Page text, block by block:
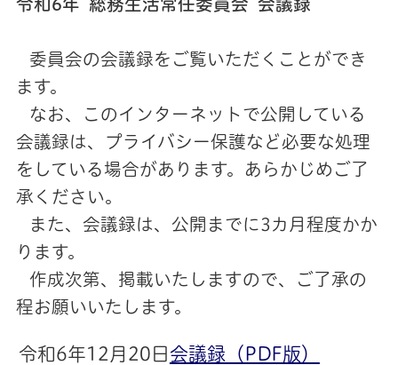
令和6年 総務生活常任委員会 会議録
委員会の会議録をご覧いただくことができ
ます。
なお、このインターネットで公開している
会議録は、プライバシー保護など必要な処理
をしている場合があります。あらかじめご了
承ください。
また、会議録は、公開までに3カ月程度かか
ります。
作成次第、掲載いたしますので、ご了承の
程お願いいたします。
令和6年12月20日 会議録（PDF版）